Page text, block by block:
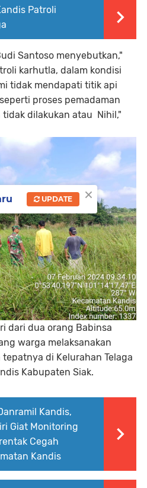
Patroli
Santoso menyebutkan,"
karhutla, dalam kondisi
tidak mendapati titik api
proses pemadaman
dilakukan atau Nihil,"
dari dua orang Babinsa
warga melaksanakan
di Kelurahan Telaga
Kabupaten Siak.
Kandis,
Giat Monitoring
Cegah
Kandis
×
UPDATE